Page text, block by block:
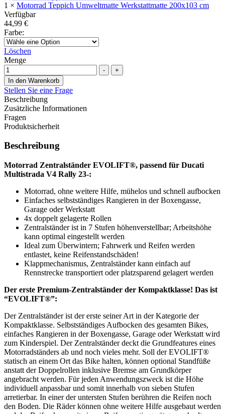
1 × Motorrad Teppich Umweltmatte Werkstattmatte 200x103 cm
Verfügbar
44,99 €
Farbe:
Löschen
Menge
-
+
In den Warenkorb
Stellen Sie eine Frage
Beschreibung
Zusätzliche Informationen
Fragen
Produktsicherheit
Beschreibung
Motorrad Zentralständer EVOLIFT®, passend für Ducati
Multistrada V4 Rally 23-:
Motorrad, ohne weitere Hilfe, mühelos und schnell aufbocken
Einfaches selbstständiges Rangieren in der Boxengasse,
Garage oder Werkstatt
4x doppelt gelagerte Rollen
Zentralständer ist in 7 Stufen höhenverstellbar; Arbeitshöhe
kann optimal eingestellt werden
Ideal zum Überwintern; Fahrwerk und Reifen werden
entlastet, keine Reifenstandschäden!
Klappmechanismus, Zentralständer kann einfach auf
Rennstrecke transportiert oder platzsparend gelagert werden
Der erste Premium-Zentralständer der Kompaktklasse! Das ist
“EVOLIFT®”:
Der Zentralständer ist der erste seiner Art in der Kategorie der
Kompaktklasse. Selbstständiges Aufbocken des gesamten Bikes,
einfaches Rangieren in der Boxengasse, Garage oder Werkstatt wird
zum Kinderspiel. Der Zentralständer deckt die Grundfeatures eines
Motorradständers ab und noch vieles mehr. Soll der EVOLIFT®
statisch an einem Ort das Bike halten, können optional Standfüße
anstatt der Doppelrollen inklusive Bremse am Grundkörper
angebracht werden. Für jeden Anwendungszweck ist die Höhe
individuell anpassbar und somit innerhalb von sieben Stufen
arretierbar. In einer der untersten Stufen berühren die Reifen noch
den Boden. Die Räder können ohne weitere Hilfe ausgebaut werden